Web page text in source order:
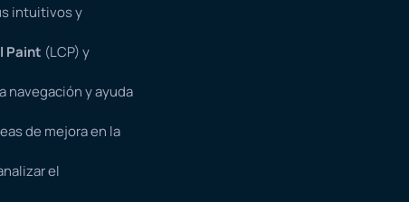
intuitivos y
Paint (LCP) y
navegación y ayuda
de mejora en la
el